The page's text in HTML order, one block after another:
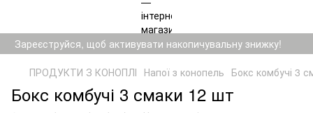
Зареєструйся, щоб активувати накопичувальну знижку!
ПРОДУКТИ З КОНОПЛІ Напої з конопель Бокс комбучі 3
Бокс комбучі 3 смаки 12 шт